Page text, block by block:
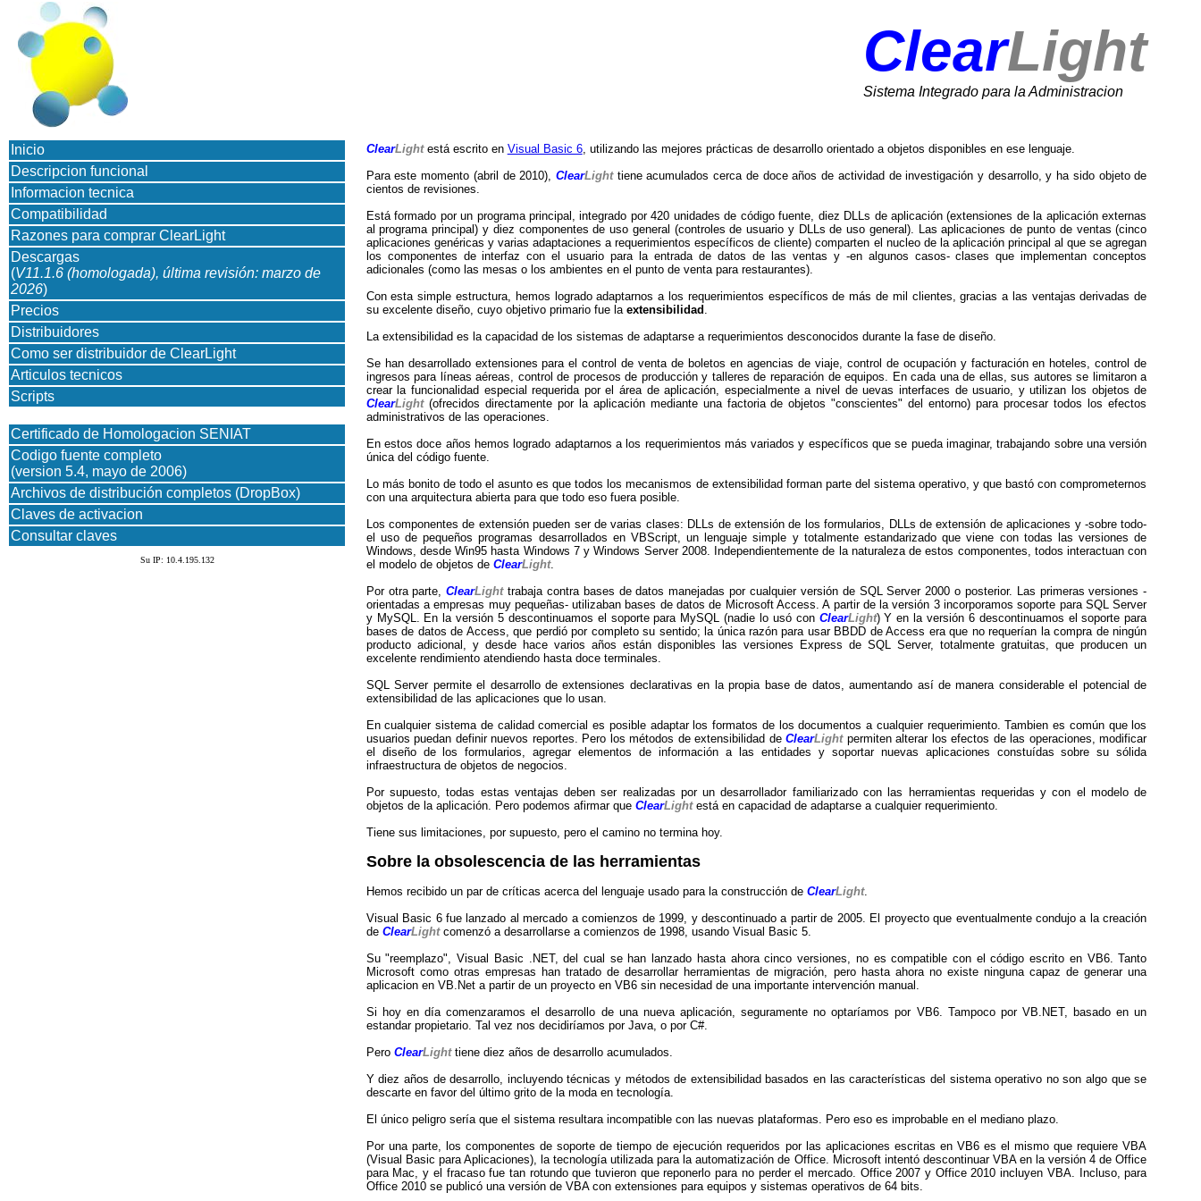
ClearLight
Sistema Integrado para la Administracion
Inicio
Descripcion funcional
Informacion tecnica
Compatibilidad
Razones para comprar ClearLight
Descargas
(V11.1.6 (homologada), última revisión: marzo de
2026)
Precios
Distribuidores
Como ser distribuidor de ClearLight
Articulos tecnicos
Scripts
Certificado de Homologacion SENIAT
Codigo fuente completo
(version 5.4, mayo de 2006)
Archivos de distribución completos (DropBox)
Claves de activacion
Consultar claves
Su IP: 10.4.195.132
ClearLightestá escrito en Visual Basic 6, utilizando las mejores prácticas de desarrollo orientado a objetos disponibles en ese lenguaje.
Para este momento (abril de 2010),ClearLighttiene acumulados cerca de doce años de actividad de investigación y desarrollo, y ha sido objeto de
cientos de revisiones.
Está formado por un programa principal, integrado por 420 unidades de código fuente, diez DLLs de aplicación (extensiones de la aplicación externas
al programa principal) y diez componentes de uso general (controles de usuario y DLLs de uso general). Las aplicaciones de punto de ventas (cinco
aplicaciones genéricas y varias adaptaciones a requerimientos específicos de cliente) comparten el nucleo de la aplicación principal al que se agregan
los componentes de interfaz con el usuario para la entrada de datos de las ventas y -en algunos casos- clases que implementan conceptos
adicionales (como las mesas o los ambientes en el punto de venta para restaurantes).
Con esta simple estructura, hemos logrado adaptarnos a los requerimientos específicos de más de mil clientes, gracias a las ventajas derivadas de
su excelente diseño, cuyo objetivo primario fue la extensibilidad .
La extensibilidad es la capacidad de los sistemas de adaptarse a requerimientos desconocidos durante la fase de diseño.
Se han desarrollado extensiones para el control de venta de boletos en agencias de viaje, control de ocupación y facturación en hoteles, control de
ingresos para líneas aéreas, control de procesos de producción y talleres de reparación de equipos. En cada una de ellas, sus autores se limitaron a
crear la funcionalidad especial requerida por el área de aplicación, especialmente a nivel de uevas interfaces de usuario, y utilizan los objetos de
ClearLight(ofrecidos directamente por la aplicación mediante una factoria de objetos "conscientes" del entorno) para procesar todos los efectos
administrativos de las operaciones.
En estos doce años hemos logrado adaptarnos a los requerimientos más variados y específicos que se pueda imaginar, trabajando sobre una versión
única del código fuente.
Lo más bonito de todo el asunto es que todos los mecanismos de extensibilidad forman parte del sistema operativo, y que bastó con comprometernos
con una arquitectura abierta para que todo eso fuera posible.
Los componentes de extensión pueden ser de varias clases: DLLs de extensión de los formularios, DLLs de extensión de aplicaciones y -sobre todo-
el uso de pequeños programas desarrollados en VBScript, un lenguaje simple y totalmente estandarizado que viene con todas las versiones de
Windows, desde Win95 hasta Windows 7 y Windows Server 2008. Independientemente de la naturaleza de estos componentes, todos interactuan con
el modelo de objetos de ClearLight.
Por otra parte,ClearLighttrabaja contra bases de datos manejadas por cualquier versión de SQL Server 2000 o posterior. Las primeras versiones -
orientadas a empresas muy pequeñas- utilizaban bases de datos de Microsoft Access. A partir de la versión 3 incorporamos soporte para SQL Server
y MySQL. En la versión 5 descontinuamos el soporte para MySQL (nadie lo usó con ClearLight) Y en la versión 6 descontinuamos el soporte para
bases de datos de Access, que perdió por completo su sentido; la única razón para usar BBDD de Access era que no requerían la compra de ningún
producto adicional, y desde hace varios años están disponibles las versiones Express de SQL Server, totalmente gratuitas, que producen un
excelente rendimiento atendiendo hasta doce terminales.
SQL Server permite el desarrollo de extensiones declarativas en la propia base de datos, aumentando así de manera considerable el potencial de
extensibilidad de las aplicaciones que lo usan.
En cualquier sistema de calidad comercial es posible adaptar los formatos de los documentos a cualquier requerimiento. Tambien es común que los
usuarios puedan definir nuevos reportes. Pero los métodos de extensibilidad deClearLightpermiten alterar los efectos de las operaciones, modificar
el diseño de los formularios, agregar elementos de información a las entidades y soportar nuevas aplicaciones constuídas sobre su sólida
infraestructura de objetos de negocios.
Por supuesto, todas estas ventajas deben ser realizadas por un desarrollador familiarizado con las herramientas requeridas y con el modelo de
objetos de la aplicación. Pero podemos afirmar que ClearLightestá en capacidad de adaptarse a cualquier requerimiento.
Tiene sus limitaciones, por supuesto, pero el camino no termina hoy.
Sobre la obsolescencia de las herramientas
Hemos recibido un par de críticas acerca del lenguaje usado para la construcción de ClearLight.
Visual Basic 6 fue lanzado al mercado a comienzos de 1999, y descontinuado a partir de 2005. El proyecto que eventualmente condujo a la creación
de ClearLightcomenzó a desarrollarse a comienzos de 1998, usando Visual Basic 5.
Su "reemplazo", Visual Basic .NET, del cual se han lanzado hasta ahora cinco versiones, no es compatible con el código escrito en VB6. Tanto
Microsoft como otras empresas han tratado de desarrollar herramientas de migración, pero hasta ahora no existe ninguna capaz de generar una
aplicacion en VB.Net a partir de un proyecto en VB6 sin necesidad de una importante intervención manual.
Si hoy en día comenzaramos el desarrollo de una nueva aplicación, seguramente no optaríamos por VB6. Tampoco por VB.NET, basado en un
estandar propietario. Tal vez nos decidiríamos por Java, o por C#.
Pero ClearLighttiene diez años de desarrollo acumulados.
Y diez años de desarrollo, incluyendo técnicas y métodos de extensibilidad basados en las características del sistema operativo no son algo que se
descarte en favor del último grito de la moda en tecnología.
El único peligro sería que el sistema resultara incompatible con las nuevas plataformas. Pero eso es improbable en el mediano plazo.
Por una parte, los componentes de soporte de tiempo de ejecución requeridos por las aplicaciones escritas en VB6 es el mismo que requiere VBA
(Visual Basic para Aplicaciones), la tecnología utilizada para la automatización de Office. Microsoft intentó descontinuar VBA en la versión 4 de Office
para Mac, y el fracaso fue tan rotundo que tuvieron que reponerlo para no perder el mercado. Office 2007 y Office 2010 incluyen VBA. Incluso, para
Office 2010 se publicó una versión de VBA con extensiones para equipos y sistemas operativos de 64 bits.